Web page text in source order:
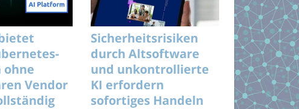
ohne
Vendor
Sicherheitsrisiken
durch Altsoftware
und unkontrollierte
KI erfordern
sofortiges Handeln